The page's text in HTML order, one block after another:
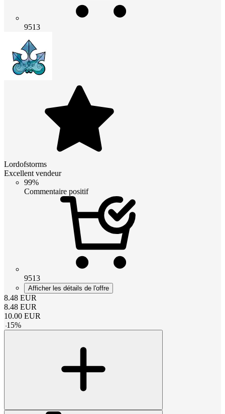
9513
Lordofstorms
Excellent vendeur
99%
Commentaire positif
9513
Afficher les détails de l'offre
8.48 EUR
8.48 EUR
10.00 EUR
-15%